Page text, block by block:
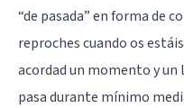
“de pasada” en forma de
reproches cuando os
acordad un momento y
pasa durante mínimo